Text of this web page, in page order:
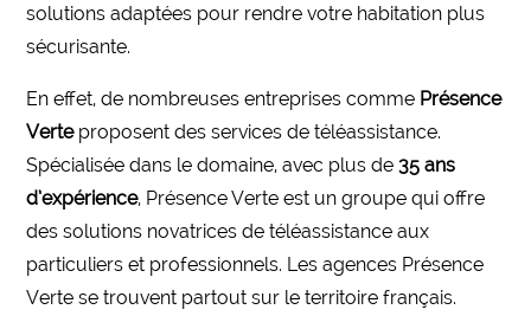
solutions adaptées pour rendre votre habitation plus
sécurisante.
En effet, de nombreuses entreprises comme Présence
Verteproposent des services de téléassistance.
Spécialisée dans le domaine, avec plus de35 ans
d’expérience, Présence Verte est un groupe qui offre
des solutions novatrices de téléassistance aux
particuliers et professionnels. Les agences Présence
Verte se trouvent partout sur le territoire français.